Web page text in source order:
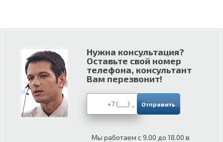
Нужна консультация?
Оставьте свой номер
телефона, консультант
Вам перезвонит!
Мы работаем с 9.00 до 18.00 в